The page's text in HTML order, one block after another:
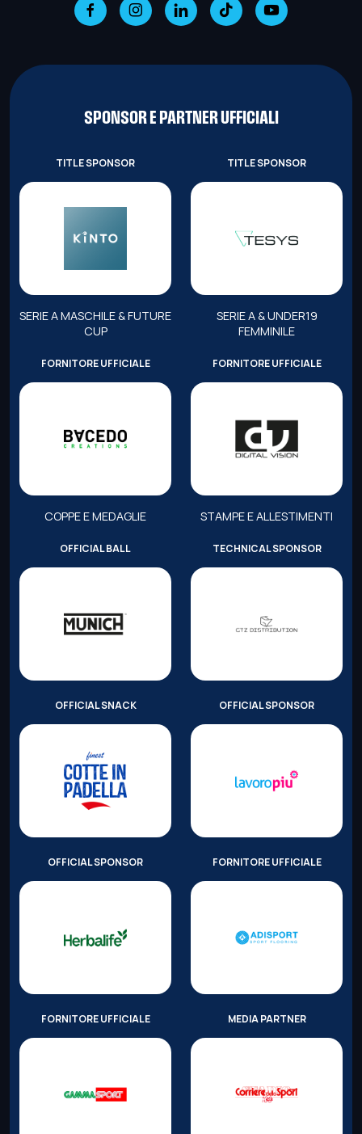
SPONSOR E PARTNER UFFICIALI
TITLE SPONSOR
SERIE A MASCHILE & FUTURE
CUP
TITLE SPONSOR
SERIE A & UNDER19
FEMMINILE
FORNITORE UFFICIALE
COPPE E MEDAGLIE
FORNITORE UFFICIALE
STAMPE E ALLESTIMENTI
OFFICIAL BALL TECHNICAL SPONSOR
OFFICIAL SNACK OFFICIAL SPONSOR
OFFICIAL SPONSOR FORNITORE UFFICIALE
FORNITORE UFFICIALE MEDIA PARTNER